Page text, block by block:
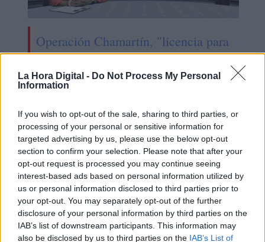
La Hora Digital - Do Not Process My Personal
Information
If you wish to opt-out of the sale, sharing to third parties, or
processing of your personal or sensitive information for
targeted advertising by us, please use the below opt-out
section to confirm your selection. Please note that after your
opt-out request is processed you may continue seeing
interest-based ads based on personal information utilized by
us or personal information disclosed to third parties prior to
your opt-out. You may separately opt-out of the further
disclosure of your personal information by third parties on the
IAB’s list of downstream participants. This information may
also be disclosed by us to third parties on the IAB’s List of
Operación Chamartín, "licencia para
especular"
Sanidad define oficialmente el